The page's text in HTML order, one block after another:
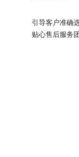
引导客户准确
贴心售后服务